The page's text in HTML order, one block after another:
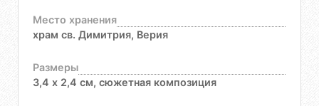
Место хранения
храм св. Димитрия, Верия
Размеры
3,4 х 2,4 см, сюжетная композиция